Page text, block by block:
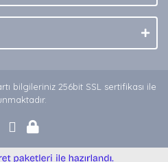
bilgileriniz 256bit SSL sertifikası ile
e-